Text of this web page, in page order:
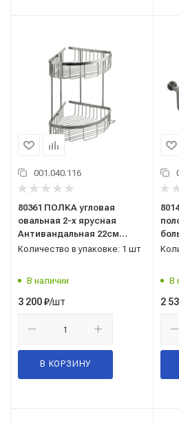
001.040.116
80361 ПОЛКА угловая
овальная 2-х ярусная
Антивандальная 22см
"GFmark" Китай
Количество в упаковке: 1 шт
В наличии
3 200₽/шт
В КОРЗИНУ
В
2